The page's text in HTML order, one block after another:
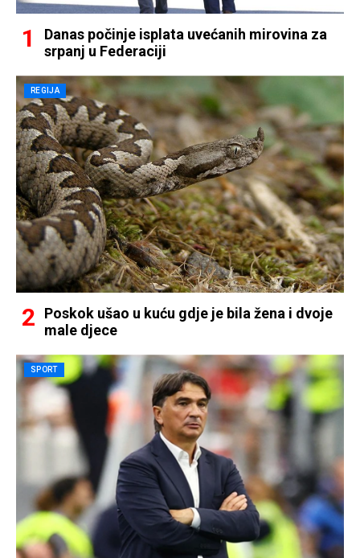
Danas počinje isplata uvećanih mirovina za
srpanj u Federaciji
REGIJA
Poskok ušao u kuću gdje je bila žena i dvoje
male djece
SPORT